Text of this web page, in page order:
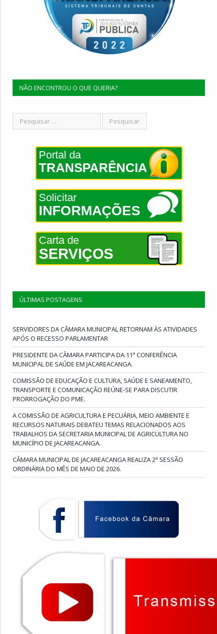
NÃO ENCONTROU O QUE QUERIA?
Portal da
TRANSPARÊNCIA
Solicitar
INFORMAÇÕES
Carta de
SERVIÇOS
ÚLTIMAS POSTAGENS
SERVIDORES DA CÂMARA MUNICIPAL RETORNAM ÀS ATIVIDADES
APÓS O RECESSO PARLAMENTAR
PRESIDENTE DA CÂMARA PARTICIPA DA 11ª CONFERÊNCIA
MUNICIPAL DE SAÚDE EM JACAREACANGA.
COMISSÃO DE EDUCAÇÃO E CULTURA, SAÚDE E SANEAMENTO,
TRANSPORTE E COMUNICAÇÃO REÚNE-SE PARA DISCUTIR
PRORROGAÇÃO DO PME.
A COMISSÃO DE AGRICULTURA E PECUÁRIA, MEIO AMBIENTE E
RECURSOS NATURAIS DEBATEU TEMAS RELACIONADOS AOS
TRABALHOS DA SECRETARIA MUNICIPAL DE AGRICULTURA NO
MUNICÍPIO DE JACAREACANGA.
CÂMARA MUNICIPAL DE JACAREACANGA REALIZA 2ª SESSÃO
ORDINÁRIA DO MÊS DE MAIO DE 2026.